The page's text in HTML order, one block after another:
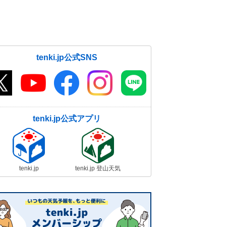
tenki.jp公式SNS
tenki.jp公式アプリ
tenki.jp tenki.jp 登山天気